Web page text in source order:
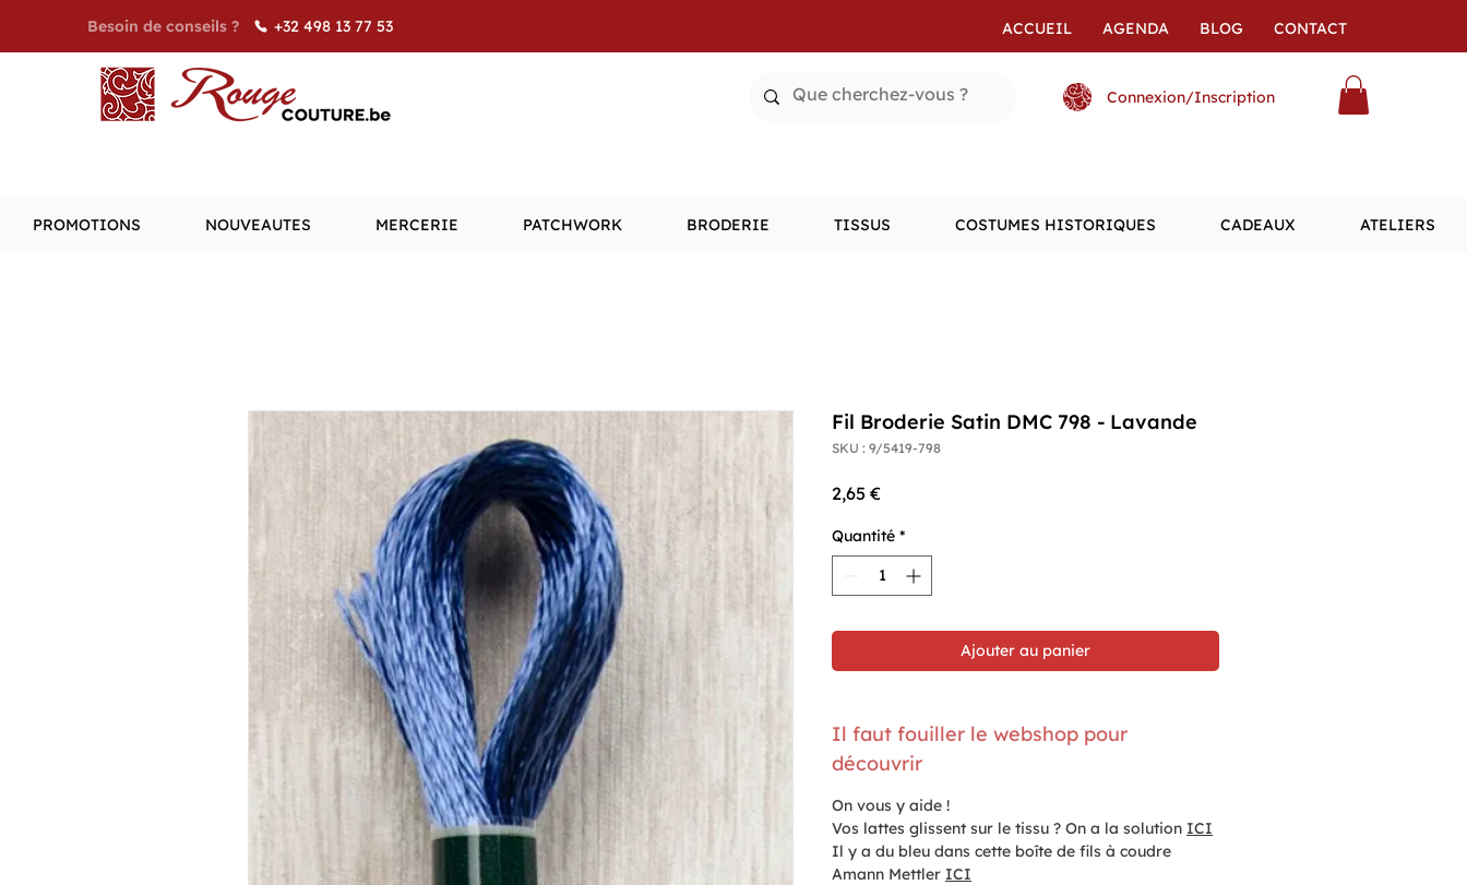
Besoin de conseils ? +32 498 13 77 53 ACCUEIL AGENDA BLOG CONTACT
Connexion/Inscription
PROMOTIONS NOUVEAUTES MERCERIE PATCHWORK BRODERIE TISSUS COSTUMES HISTORIQUES CADEAUX ATELIERS
Fil Broderie Satin DMC 798 - Lavande
SKU : 9/5419-798
2,65 €Prix
Quantité *
Ajouter au panier
Il faut fouiller le webshop pour
découvrir
On vous y aide !
Vos lattes glissent sur le tissu ? On a la solution ICI
Il y a du bleu dans cette boîte de fils à coudre
Amann Mettler ICI